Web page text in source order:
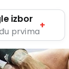
izbor
prvima
+